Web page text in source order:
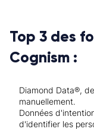
Top 3 des
Cognism :
Diamond Data®,
manuellement.
Données
d'identifier les